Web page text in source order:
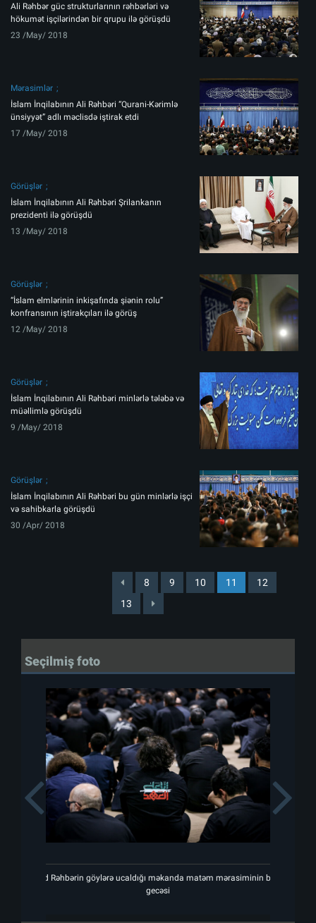
Ali Rəhbər güc strukturlarının rəhbərləri və
hökumət işçilərindən bir qrupu ilə görüşdü
23 /May/ 2018
Mərasimlər
İslam İnqilabının Ali Rəhbəri “Qurani-Kərimlə
ünsiyyət” adlı məclisdə iştirak etdi
17 /May/ 2018
Görüşlər
İslam İnqilabının Ali Rəhbəri Şrilankanın
prezidenti ilə görüşdü
13 /May/ 2018
Görüşlər
“İslam elmlərinin inkişafında şiənin rolu”
konfransının iştirakçıları ilə görüş
12 /May/ 2018
Görüşlər
İslam İnqilabının Ali Rəhbəri minlərlə tələbə və
müəllimlə görüşdü
9 /May/ 2018
Görüşlər
İslam İnqilabının Ali Rəhbəri bu gün minlərlə işçi
və sahibkarla görüşdü
30 /Apr/ 2018
8 9 10 11
12
13
Seçilmiş foto
Şəhid Rəhbərin göylərə ucaldığı məkanda matəm mərasiminin birinci
gecəsi
Previous